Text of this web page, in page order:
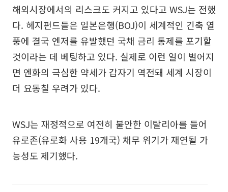
해외시장에서의 리스크도 커지고 있다고 WSJ는 전했
다. 헤지펀드들은 일본은행(BOJ)이 세계적인 긴축 열
풍에 결국 엔저를 유발했던 국채 금리 통제를 포기할
것이라는 데 베팅하고 있다. 실제로 이런 일이 벌어지
면 엔화의 극심한 약세가 갑자기 역전돼 세계 시장이
더 요동칠 우려가 있다.
WSJ는 재정적으로 여전히 불안한 이탈리아를 들어
유로존(유로화 사용 19개국) 채무 위기가 재연될 가
능성도 제기했다.